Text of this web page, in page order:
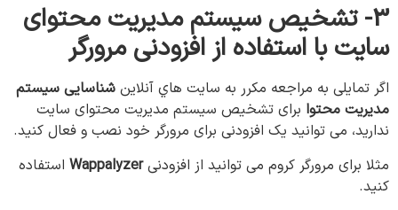
3- تشخیص سیستم مدیریت محتوای
سایت با استفاده ازافزودنی مرورگر
اگر تمایلی به مراجعه مکرر به سایت هاي آنلاین شناسایی سیستم
مدیریت محتوا برای تشخیص سیستم مدیریت محتوای سایت
ندارید، می توانید یک افزودنی برای مرورگر خود نصب و فعال کنید.
مثلا برای مرورگر کروم می توانيد از افزودنیWappalyzer استفاده
کنید.